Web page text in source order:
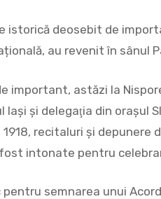
istorică deosebit de
au revenit în sânul
important, astăzi la
şi delegaţia din oraşul
recitaluri şi depunere
intonate pentru
semnarea unui